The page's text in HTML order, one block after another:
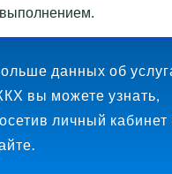
данных об
вы можете узнать,
личный кабинет